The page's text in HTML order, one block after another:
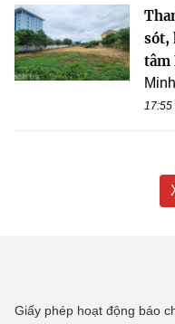
sót,
tâm
Giấy phép hoạt động báo